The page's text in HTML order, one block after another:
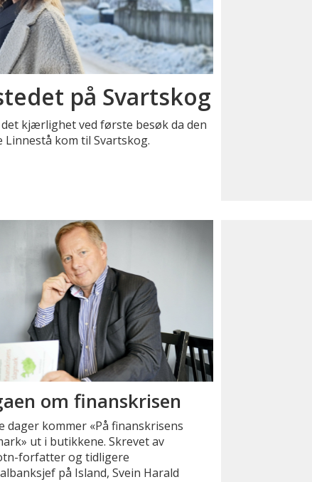
på Svartskog
kjærlighet ved første besøk da den
kom til Svartskog.
om finanskrisen
dager kommer «På finanskrisens
ut i butikkene. Skrevet av
forfatter og tidligere
på Island, Svein Harald